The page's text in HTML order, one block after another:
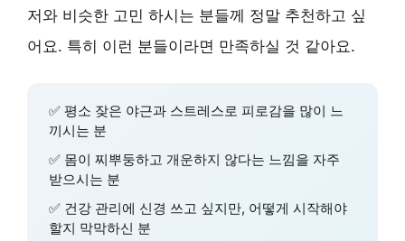
저와 비슷한 고민 하시는 분들께 정말 추천하고 싶
어요. 특히 이런 분들이라면 만족하실 것 같아요.
✅ 평소 잦은 야근과 스트레스로 피로감을 많이 느
끼시는 분
✅ 몸이 찌뿌둥하고 개운하지 않다는 느낌을 자주
받으시는 분
✅ 건강 관리에 신경 쓰고 싶지만, 어떻게 시작해야
할지 막막하신 분